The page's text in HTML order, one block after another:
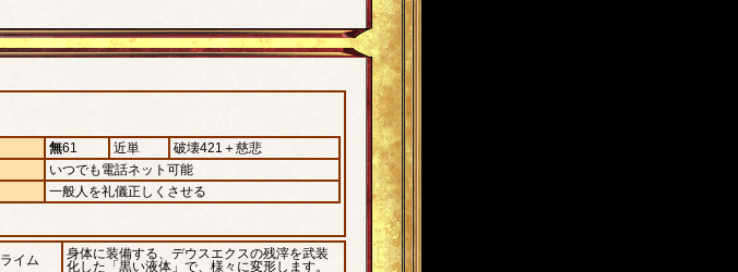
無61 近単
破壊421＋慈悲
いつでも電話ネット可能
一般人を礼儀正しくさせる
イム
身体に装備する、デウスエクスの残滓を武装
化した「黒い液体」で、様々に変形します。